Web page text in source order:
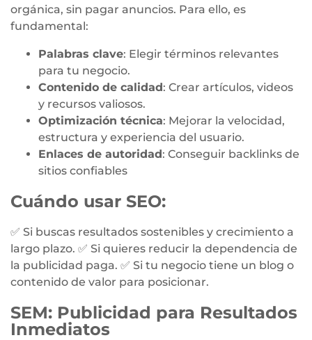
orgánica, sin pagar anuncios. Para ello, es
fundamental:
Palabras clave: Elegir términos relevantes
para tu negocio.
Contenido de calidad: Crear artículos, videos
y recursos valiosos.
Optimización técnica: Mejorar la velocidad,
estructura y experiencia del usuario.
Enlaces de autoridad: Conseguir backlinks de
sitios confiables
Cuándo usar SEO:
✅ Si buscas resultados sostenibles y crecimiento a
largo plazo. ✅ Si quieres reducir la dependencia de
la publicidad paga. ✅ Si tu negocio tiene un blog o
contenido de valor para posicionar.
SEM: Publicidad para Resultados
Inmediatos